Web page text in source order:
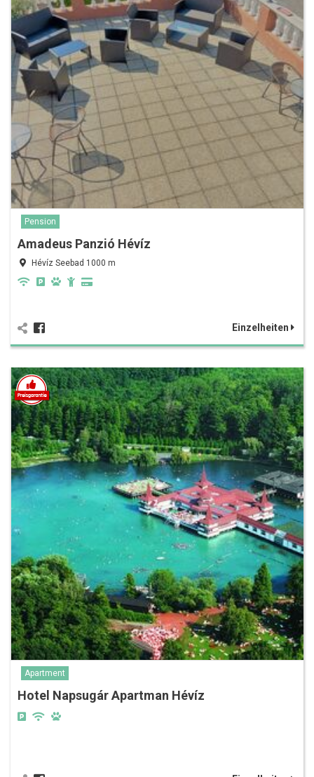
Pension
Amadeus Panzió Hévíz
Hévíz Seebad 1000 m
Einzelheiten
Apartment
Hotel Napsugár Apartman Hévíz